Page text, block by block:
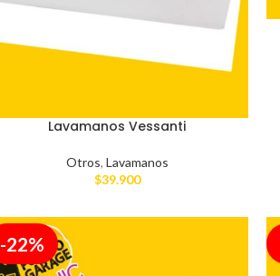
Lavamanos Vessanti
Otros, Lavamanos
$39.900
-22%